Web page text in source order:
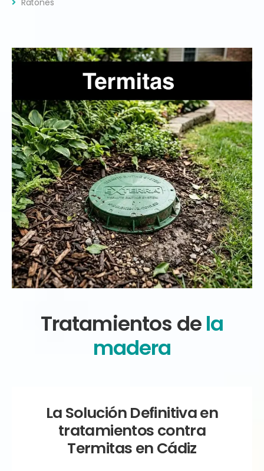
Tratamientos dela
madera
La Solución Definitiva en
tratamientos contra
Termitas en Cádiz